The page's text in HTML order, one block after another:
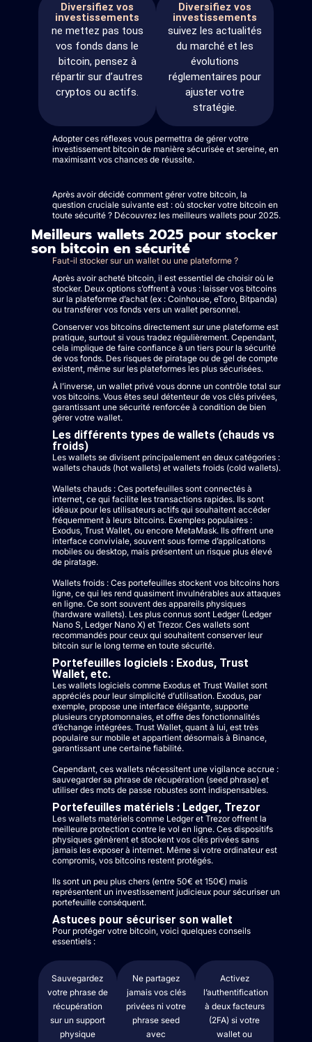
Diversifiez vos
investissements
ne mettez pas tous
vos fonds dans le
bitcoin, pensez à
répartir sur d’autres
cryptos ou actifs.
Diversifiez vos
investissements
suivez les actualités
du marché et les
évolutions
réglementaires pour
ajuster votre
stratégie.
Adopter ces réflexes vous permettra de gérer votre
investissement bitcoin de manière sécurisée et sereine, en
maximisant vos chances de réussite.
Après avoir décidé comment gérer votre bitcoin, la
question cruciale suivante est : où stocker votre bitcoin en
toute sécurité ? Découvrez les meilleurs wallets pour 2025.
Meilleurs wallets 2025 pour stocker
son bitcoin en sécurité
Faut-il stocker sur un wallet ou une plateforme ?
Après avoir acheté bitcoin, il est essentiel de choisir où le
stocker. Deux options s’offrent à vous : laisser vos bitcoins
sur la plateforme d’achat (ex : Coinhouse, eToro, Bitpanda)
ou transférer vos fonds vers un wallet personnel.
Conserver vos bitcoins directement sur une plateforme est
pratique, surtout si vous tradez régulièrement. Cependant,
cela implique de faire confiance à un tiers pour la sécurité
de vos fonds. Des risques de piratage ou de gel de compte
existent, même sur les plateformes les plus sécurisées.
À l’inverse, un wallet privé vous donne un contrôle total sur
vos bitcoins. Vous êtes seul détenteur de vos clés privées,
garantissant une sécurité renforcée à condition de bien
gérer votre wallet.
Les différents types de wallets (chauds vs
froids)
Les wallets se divisent principalement en deux catégories :
wallets chauds (hot wallets) et wallets froids (cold wallets).
Wallets chauds : Ces portefeuilles sont connectés à
internet, ce qui facilite les transactions rapides. Ils sont
idéaux pour les utilisateurs actifs qui souhaitent accéder
fréquemment à leurs bitcoins. Exemples populaires :
Exodus, Trust Wallet, ou encore MetaMask. Ils offrent une
interface conviviale, souvent sous forme d’applications
mobiles ou desktop, mais présentent un risque plus élevé
de piratage.
Wallets froids : Ces portefeuilles stockent vos bitcoins hors
ligne, ce qui les rend quasiment invulnérables aux attaques
en ligne. Ce sont souvent des appareils physiques
(hardware wallets). Les plus connus sont Ledger (Ledger
Nano S, Ledger Nano X) et Trezor. Ces wallets sont
recommandés pour ceux qui souhaitent conserver leur
bitcoin sur le long terme en toute sécurité.
Portefeuilles logiciels : Exodus, Trust
Wallet, etc.
Les wallets logiciels comme Exodus et Trust Wallet sont
appréciés pour leur simplicité d’utilisation. Exodus, par
exemple, propose une interface élégante, supporte
plusieurs cryptomonnaies, et offre des fonctionnalités
d’échange intégrées. Trust Wallet, quant à lui, est très
populaire sur mobile et appartient désormais à Binance,
garantissant une certaine fiabilité.
Cependant, ces wallets nécessitent une vigilance accrue :
sauvegarder sa phrase de récupération (seed phrase) et
utiliser des mots de passe robustes sont indispensables.
Portefeuilles matériels : Ledger, Trezor
Les wallets matériels comme Ledger et Trezor offrent la
meilleure protection contre le vol en ligne. Ces dispositifs
physiques génèrent et stockent vos clés privées sans
jamais les exposer à internet. Même si votre ordinateur est
compromis, vos bitcoins restent protégés.
Ils sont un peu plus chers (entre 50€ et 150€) mais
représentent un investissement judicieux pour sécuriser un
portefeuille conséquent.
Astuces pour sécuriser son wallet
Pour protéger votre bitcoin, voici quelques conseils
essentiels :
Sauvegardez
votre phrase de
récupération
sur un support
physique
Ne partagez
jamais vos clés
privées ni votre
phrase seed
avec
Activez
l’authentification
à deux facteurs
(2FA) si votre
wallet ou